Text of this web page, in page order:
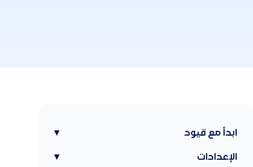
ابدأ مع قيود ▾
الإعدادات ▾